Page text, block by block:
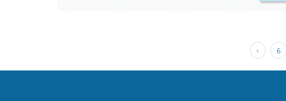
6
›